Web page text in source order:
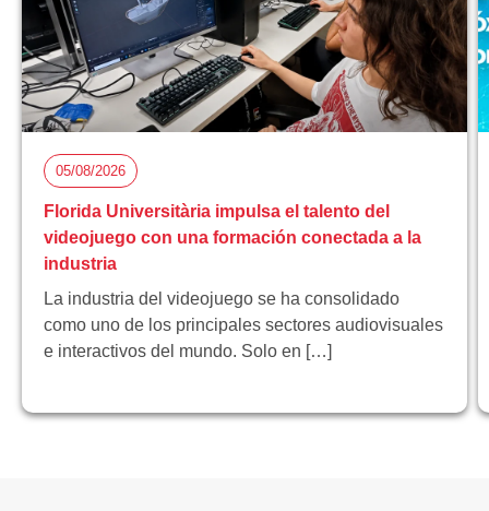
05/08/2026
Florida Universitària impulsa el talento del
videojuego con una formación conectada a la
industria
La industria del videojuego se ha consolidado
como uno de los principales sectores audiovisuales
e interactivos del mundo. Solo en […]